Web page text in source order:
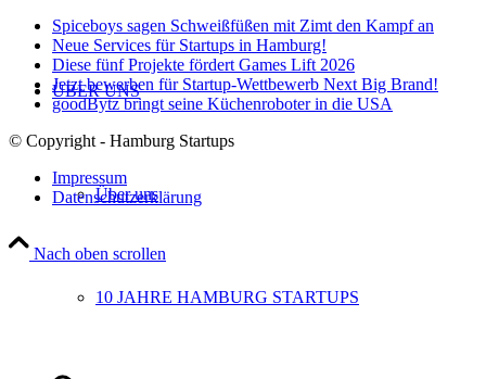
ÜBER UNS
Über uns
10 JAHRE HAMBURG STARTUPS
Spiceboys sagen Schweißfüßen mit Zimt den Kampf an
Neue Services für Startups in Hamburg!
Diese fünf Projekte fördert Games Lift 2026
Jetzt bewerben für Startup-Wettbewerb Next Big Brand!
goodBytz bringt seine Küchenroboter in die USA
© Copyright - Hamburg Startups
Impressum
Datenschutzerklärung
Nach oben scrollen